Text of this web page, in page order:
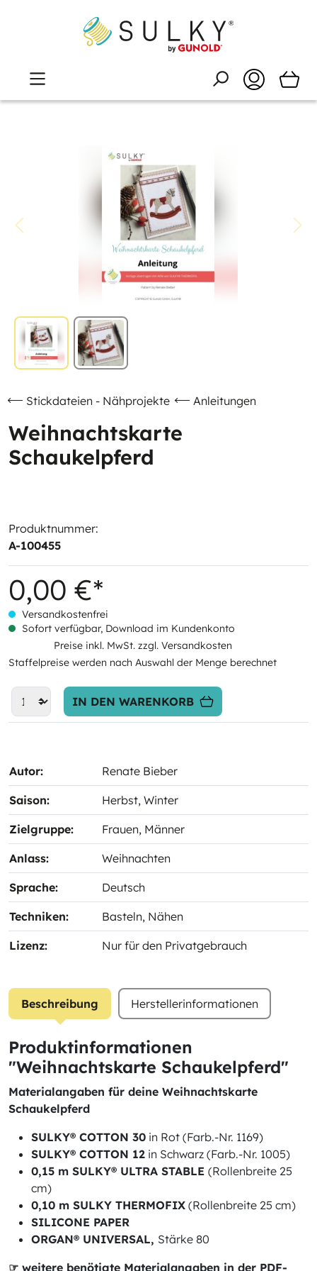
Stickdateien - Nähprojekte Anleitungen
Weihnachtskarte
Schaukelpferd
Produktnummer:
A-100455
0,00 €*
Versandkostenfrei
Sofort verfügbar, Download im Kundenkonto
Preise inkl. MwSt. zzgl. Versandkosten
Staffelpreise werden nach Auswahl der Menge berechnet
IN DEN WARENKORB
Autor: Renate Bieber
Saison: Herbst, Winter
Zielgruppe: Frauen, Männer
Anlass: Weihnachten
Sprache: Deutsch
Techniken: Basteln, Nähen
Lizenz: Nur für den Privatgebrauch
Beschreibung Herstellerinformationen
Produktinformationen
"Weihnachtskarte Schaukelpferd"
Materialangaben für deine Weihnachtskarte
Schaukelpferd
SULKY® COTTON 30 in Rot (Farb.-Nr. 1169)
SULKY® COTTON 12 in Schwarz (Farb.-Nr. 1005)
0,15 m SULKY® ULTRA STABLE (Rollenbreite 25
cm)
0,10 m SULKY THERMOFIX (Rollenbreite 25 cm)
SILICONE PAPER
ORGAN® UNIVERSAL, Stärke 80
☞ weitere benötigte Materialangaben in der PDF-